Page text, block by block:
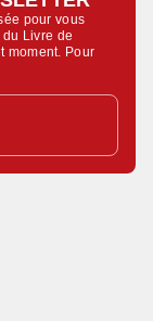
pour vous
Livre de
moment. Pour